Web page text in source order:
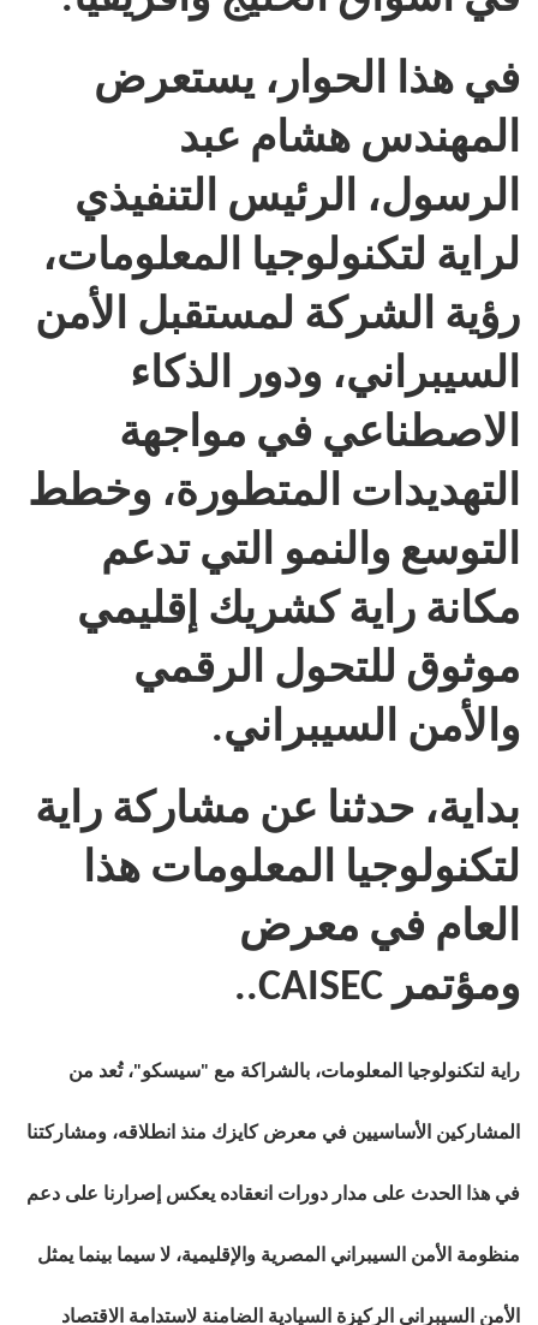
في هذا الحوار، يستعرض
المهندس هشام عبد
الرسول، الرئيس التنفيذي
لراية لتكنولوجيا المعلومات،
رؤية الشركة لمستقبل الأمن
السيبراني، ودور الذكاء
الاصطناعي في مواجهة
التهديدات المتطورة، وخطط
التوسع والنمو التي تدعم
مكانة راية كشريك إقليمي
موثوق للتحول الرقمي
والأمن السيبراني.
بداية، حدثنا عن مشاركة راية
لتكنولوجيا المعلومات هذا
العام في معرض
ومؤتمر CAISEC
..
راية لتكنولوجيا المعلومات، بالشراكة مع "سيسكو"، تُعد من
المشاركين الأساسيين في معرض كايزك منذ انطلاقه، ومشاركتنا
في هذا الحدث على مدار دورات انعقاده يعكس إصرارنا على دعم
منظومة الأمن السيبراني المصرية والإقليمية، لا سيما بينما يمثل
الأمن السيبراني الركيزة السيادية الضامنة لاستدامة الاقتصاد